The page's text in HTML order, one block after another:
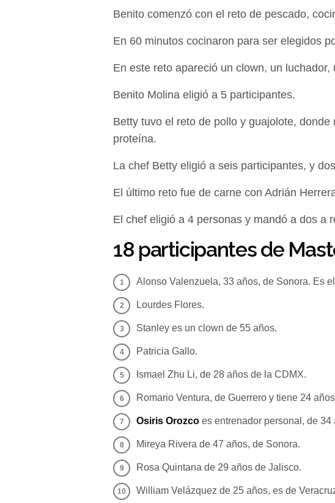
Benito comenzó con el reto de pescado,
En 60 minutos cocinaron para ser elegidos
En este reto apareció un clown, un
Benito Molina eligió a 5 participantes.
Betty tuvo el reto de pollo y guajolote,
proteína.
La chef Betty eligió a seis participantes, y
El último reto fue de carne con Adrián
El chef eligió a 4 personas y mandó a dos a
18 participantes de
Alonso Valenzuela, 33 años, de Sonora. Es
Lourdes Flores.
Stanley es un clown de 55 años.
Patricia Gallo.
Ismael Zhu Li, de 28 años de la CDMX.
Romario Ventura, de Guerrero y tiene 24
Osiris Orozco es entrenador personal, de 34
Mireya Rivera de 47 años, de Sonora.
Rosa Quintana de 29 años de Jalisco.
William Velázquez de 25 años, es de